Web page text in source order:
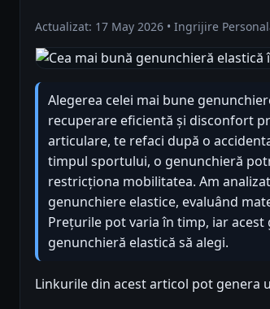
Actualizat: 17 May 2026 • Ingrijire
Alegerea celei mai bune
recuperare eficientă și disconfort
articulare, te refaci după o
timpul sportului, o genunchieră
restricționa mobilitatea. Am
genunchiere elastice, evaluând
Prețurile pot varia în timp, iar
genunchieră elastică să alegi.
Linkurile din acest articol pot genera